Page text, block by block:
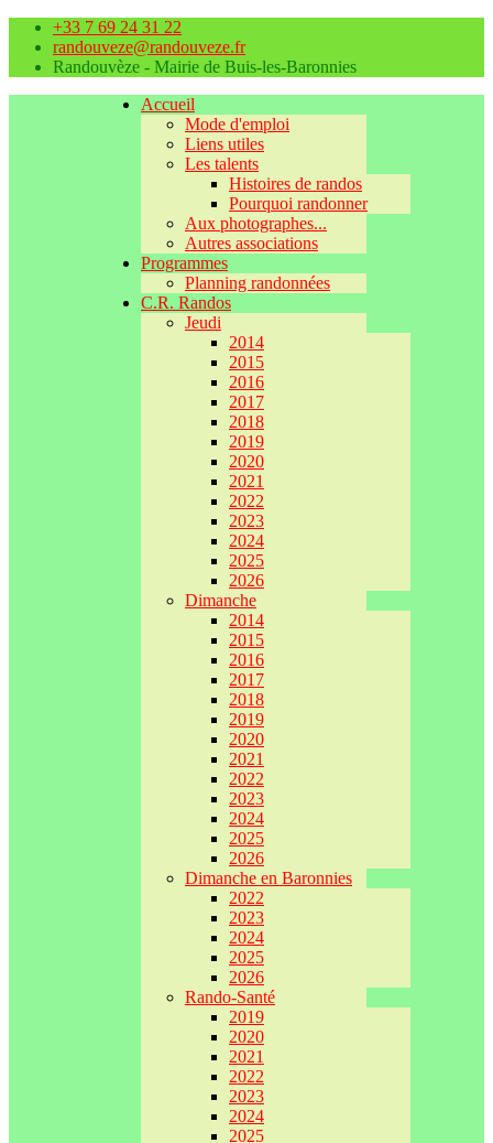
+33 7 69 24 31 22
randouveze@randouveze.fr
Randouvèze - Mairie de Buis-les-Baronnies
Accueil
Mode d'emploi
Liens utiles
Les talents
Histoires de randos
Pourquoi randonner
Aux photographes...
Autres associations
Programmes
Planning randonnées
C.R. Randos
Jeudi
2014
2015
2016
2017
2018
2019
2020
2021
2022
2023
2024
2025
2026
Dimanche
2014
2015
2016
2017
2018
2019
2020
2021
2022
2023
2024
2025
2026
Dimanche en Baronnies
2022
2023
2024
2025
2026
Rando-Santé
2019
2020
2021
2022
2023
2024
2025